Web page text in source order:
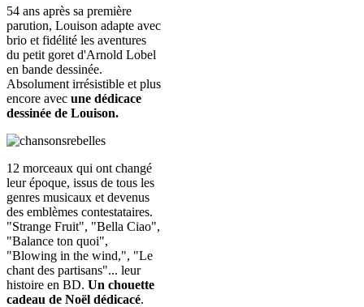
54 ans après sa première
parution, Louison adapte avec
brio et fidélité les aventures
du petit goret d'Arnold Lobel
en bande dessinée.
Absolument irrésistible et plus
encore avec une dédicace
dessinée de Louison.
12 morceaux qui ont changé
leur époque, issus de tous les
genres musicaux et devenus
des emblèmes contestataires.
"Strange Fruit", "Bella Ciao",
"Balance ton quoi",
"Blowing in the wind,", "Le
chant des partisans"... leur
histoire en BD. Un chouette
cadeau de Noël dédicacé.